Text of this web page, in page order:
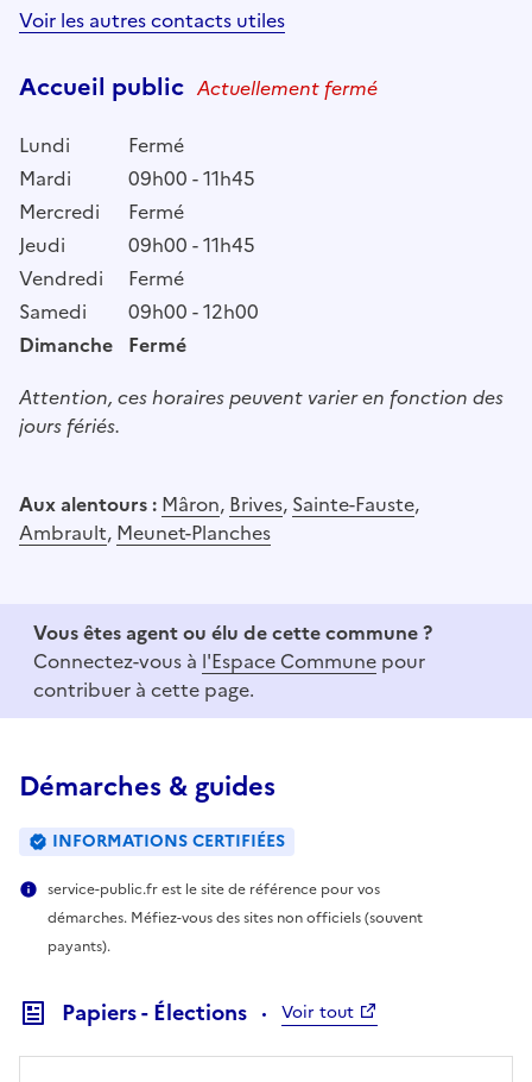
Voir les autres contacts utiles
Accueil public Actuellement fermé
Lundi
Fermé
Mardi
09h00 - 11h45
Mercredi
Fermé
Jeudi
09h00 - 11h45
Vendredi
Fermé
Samedi
09h00 - 12h00
Dimanche Fermé
Attention, ces horaires peuvent varier en fonction des
jours fériés.
Aux alentours : Mâron, Brives, Sainte-Fauste,
Ambrault, Meunet-Planches
Vous êtes agent ou élu de cette commune ?
Connectez-vous à l'Espace Commune pour
contribuer à cette page.
Démarches & guides
INFORMATIONS CERTIFIÉES
service-public.fr est le site de référence pour vos
démarches. Méfiez-vous des sites non officiels (souvent
payants).
Papiers - Élections Voir tout